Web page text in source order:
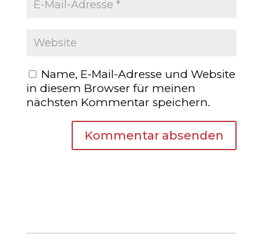
Name, E-Mail-Adresse und Website
in diesem Browser für meinen
nächsten Kommentar speichern.